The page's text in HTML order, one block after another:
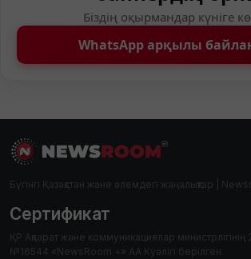
Біздің оқырмандар күніге
WhatsApp арқылы
Бүгінгі Қазақстан және әлемдегі жаңалықтар |
Сертификат
ҚР Ақпарат және коммуникациялар
№16544 «NewsRoom +» АА Куәлігі берілген.